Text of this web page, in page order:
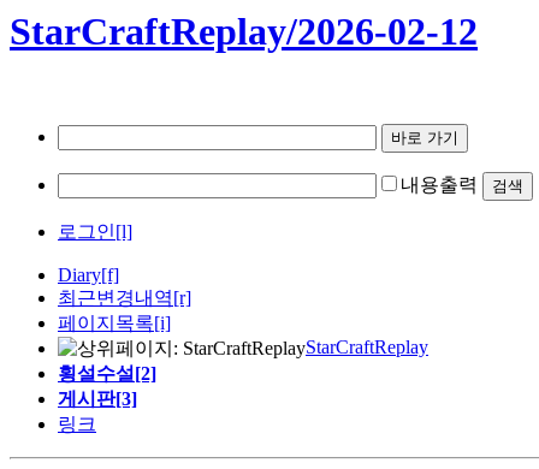
StarCraftReplay/2026-02-12
내용출력
로그인[l]
Diary[f]
최근변경내역[r]
페이지목록[i]
StarCraftReplay
횡설수설[2]
게시판[3]
링크